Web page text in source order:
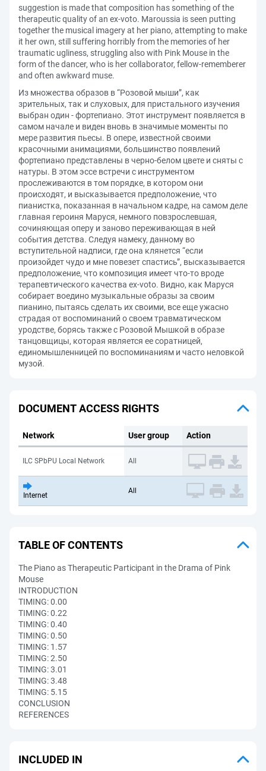
suggestion is made that composition has something of the
therapeutic quality of an ex-voto. Maroussia is seen putting
together the musical imagery at her piano, attempting to make
it her own, still suffering horribly from the memories of her
traumatic ugliness, struggling also with Pink Mouse in the
form of the dancer, who is her collaborator, fellow-rememberer
and often awkward muse.
Из множества образов в “Розовой мыши”, как
зрительных, так и слуховых, для пристального изучения
выбран один - фортепиано. Этот инструмент появляется в
самом начале и виден вновь в значимые моменты по
мере развития пьесы. В опере, известной своими
красочными анимациями, большинство появлений
фортепиано представлены в черно-белом цвете и сняты с
натуры. В этом эссе встречи с инструментом
прослеживаются в том порядке, в котором они
происходят, и высказывается предположение, что
пианистка, показанная в начальном кадре, на самом деле
главная героиня Маруся, немного повзрослевшая,
сочиняющая оперу и заново переживающая в ней
события детства. Следуя намеку, данному во
вступительной надписи, где она клянется “если
произойдет чудо и мне повезет спастись”, высказывается
предположение, что композиция имеет что-то вроде
терапевтического качества ex-voto. Видно, как Маруся
собирает воедино музыкальные образы за своим
пианино, пытаясь сделать их своими, все еще ужасно
страдая от воспоминаний о своем травматическом
уродстве, борясь также с Розовой Мышкой в образе
танцовщицы, которая является ее соратницей,
единомышленницей по воспоминаниям и часто неловкой
музой.
DOCUMENT ACCESS RIGHTS
Network User group Action
ILC SPbPU Local Network All
Internet
All
TABLE OF CONTENTS
The Piano as Therapeutic Participant in the Drama of Pink
Mouse
INTRODUCTION
TIMING: 0.00
TIMING: 0.22
TIMING: 0.40
TIMING: 0.50
TIMING: 1.57
TIMING: 2.50
TIMING: 3.01
TIMING: 3.48
TIMING: 5.15
CONCLUSION
REFERENCES
INCLUDED IN